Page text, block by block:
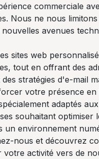
commerciale
Nous ne nous
avenues
sites web
tout en offrant des
stratégies d'e-mail
votre présence en
adaptés
souhaitant optimiser
un environnement
nous et découvrez
activité vers de